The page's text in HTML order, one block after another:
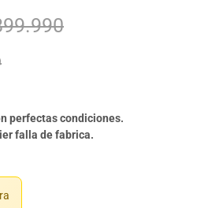
perfectas condiciones.
falla de fabrica.